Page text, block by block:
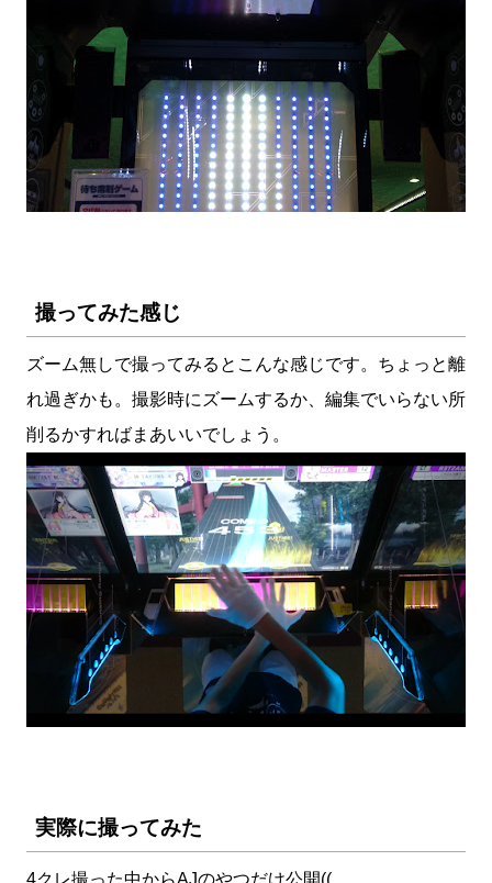
撮ってみた感じ
ズーム無しで撮ってみるとこんな感じです。ちょっと離
れ過ぎかも。撮影時にズームするか、編集でいらない所
削るかすればまあいいでしょう。
実際に撮ってみた
4クレ撮った中からAJのやつだけ公開((